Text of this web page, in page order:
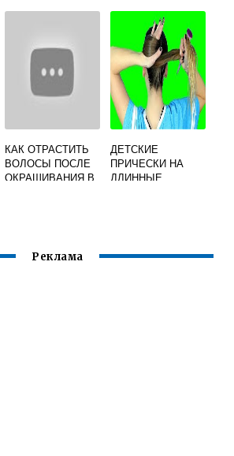
КАК ОТРАСТИТЬ
ВОЛОСЫ ПОСЛЕ
ОКРАШИВАНИЯ В
ДЕТСКИЕ
ПРИЧЕСКИ НА
ДЛИННЫЕ
Реклама